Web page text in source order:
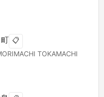
📋
TOKAMACHI